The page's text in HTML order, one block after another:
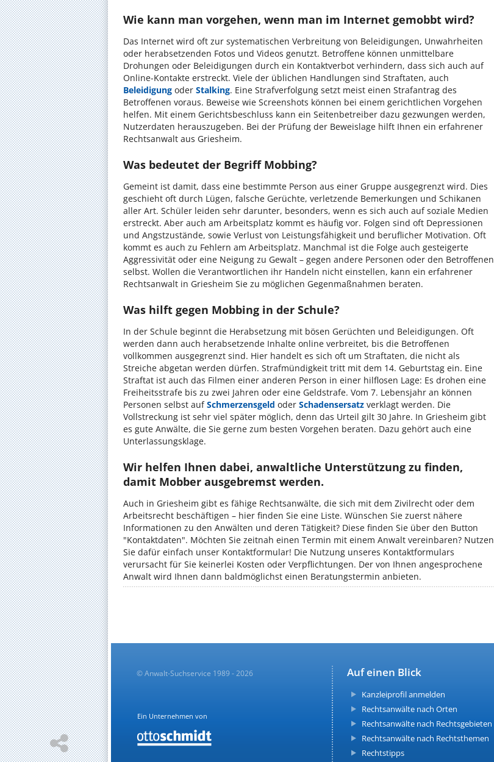
Wie kann man vorgehen, wenn man im Internet gemobbt wird?
Das Internet wird oft zur systematischen Verbreitung von Beleidigungen, Unwahrheiten
oder herabsetzenden Fotos und Videos genutzt. Betroffene können unmittelbare
Drohungen oder Beleidigungen durch ein Kontaktverbot verhindern, dass sich auch auf
Online-Kontakte erstreckt. Viele der üblichen Handlungen sind Straftaten, auch
Beleidigung oder Stalking. Eine Strafverfolgung setzt meist einen Strafantrag des
Betroffenen voraus. Beweise wie Screenshots können bei einem gerichtlichen Vorgehen
helfen. Mit einem Gerichtsbeschluss kann ein Seitenbetreiber dazu gezwungen werden,
Nutzerdaten herauszugeben. Bei der Prüfung der Beweislage hilft Ihnen ein erfahrener
Rechtsanwalt aus Griesheim.
Was bedeutet der Begriff Mobbing?
Gemeint ist damit, dass eine bestimmte Person aus einer Gruppe ausgegrenzt wird. Dies
geschieht oft durch Lügen, falsche Gerüchte, verletzende Bemerkungen und Schikanen
aller Art. Schüler leiden sehr darunter, besonders, wenn es sich auch auf soziale Medien
erstreckt. Aber auch am Arbeitsplatz kommt es häufig vor. Folgen sind oft Depressionen
und Angstzustände, sowie Verlust von Leistungsfähigkeit und beruflicher Motivation. Oft
kommt es auch zu Fehlern am Arbeitsplatz. Manchmal ist die Folge auch gesteigerte
Aggressivität oder eine Neigung zu Gewalt – gegen andere Personen oder den Betroffenen
selbst. Wollen die Verantwortlichen ihr Handeln nicht einstellen, kann ein erfahrener
Rechtsanwalt in Griesheim Sie zu möglichen Gegenmaßnahmen beraten.
Was hilft gegen Mobbing in der Schule?
In der Schule beginnt die Herabsetzung mit bösen Gerüchten und Beleidigungen. Oft
werden dann auch herabsetzende Inhalte online verbreitet, bis die Betroffenen
vollkommen ausgegrenzt sind. Hier handelt es sich oft um Straftaten, die nicht als
Streiche abgetan werden dürfen. Strafmündigkeit tritt mit dem 14. Geburtstag ein. Eine
Straftat ist auch das Filmen einer anderen Person in einer hilflosen Lage: Es drohen eine
Freiheitsstrafe bis zu zwei Jahren oder eine Geldstrafe. Vom 7. Lebensjahr an können
Personen selbst aufSchmerzensgeld oder Schadensersatz verklagt werden. Die
Vollstreckung ist sehr viel später möglich, denn das Urteil gilt 30 Jahre. In Griesheim gibt
es gute Anwälte, die Sie gerne zum besten Vorgehen beraten. Dazu gehört auch eine
Unterlassungsklage.
Wir helfen Ihnen dabei, anwaltliche Unterstützung zu finden,
damit Mobber ausgebremst werden.
Auch in Griesheim gibt es fähige Rechtsanwälte, die sich mit dem Zivilrecht oder dem
Arbeitsrecht beschäftigen – hier finden Sie eine Liste. Wünschen Sie zuerst nähere
Informationen zu den Anwälten und deren Tätigkeit? Diese finden Sie über den Button
"Kontaktdaten". Möchten Sie zeitnah einen Termin mit einem Anwalt vereinbaren? Nutzen
Sie dafür einfach unser Kontaktformular! Die Nutzung unseres Kontaktformulars
verursacht für Sie keinerlei Kosten oder Verpflichtungen. Der von Ihnen angesprochene
Anwalt wird Ihnen dann baldmöglichst einen Beratungstermin anbieten.
Auf einen Blick
Kanzleiprofil anmelden
Rechtsanwälte nach Orten
Rechtsanwälte nach Rechtsgebieten
Rechtsanwälte nach Rechtsthemen
Rechtstipps
© Anwalt-Suchservice 1989 - 2026
Ein Unternehmen von